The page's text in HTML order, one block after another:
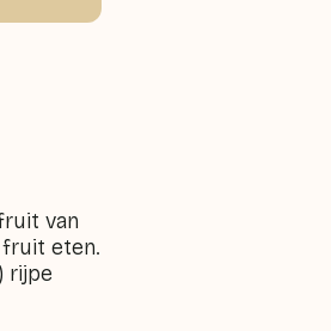
van
fruit eten.
rijpe